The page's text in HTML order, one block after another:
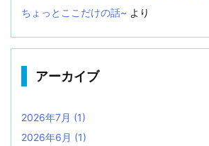
ちょっとここだけの話~ より
アーカイブ
2026年7月 (1)
2026年6月 (1)